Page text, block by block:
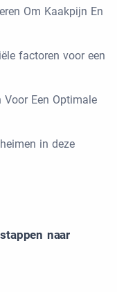
Om Kaakpijn En
factoren voor een
Voor Een Optimale
in deze
naar